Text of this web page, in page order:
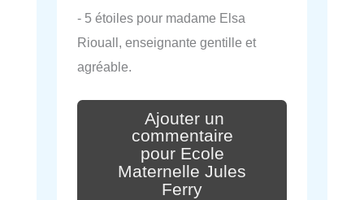
- 5 étoiles pour madame Elsa
Riouall, enseignante gentille et
agréable.
Ajouter un
commentaire
pour Ecole
Maternelle Jules
Ferry